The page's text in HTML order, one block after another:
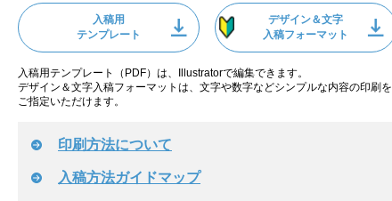
入稿用
テンプレート
デザイン＆文字
入稿フォーマット
入稿用テンプレート（PDF）は、Illustratorで編集できます。
デザイン＆文字入稿フォーマットは、文字や数字などシンプルな内容の印刷を
ご指定いただけます。
印刷方法について
入稿方法ガイドマップ